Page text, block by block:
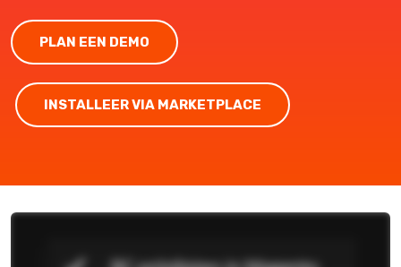
PLAN EEN DEMO
INSTALLEER VIA MARKETPLACE